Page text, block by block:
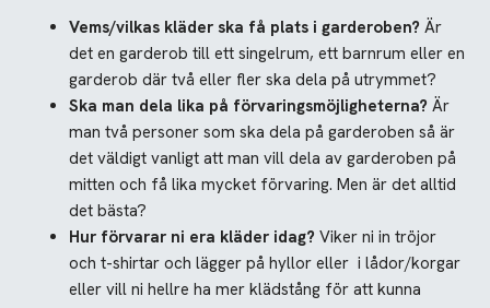
Vems/vilkas kläder ska få plats i garderoben? Är
det en garderob till ett singelrum, ett barnrum eller en
garderob där två eller fler ska dela på utrymmet?
Ska man dela lika på förvaringsmöjligheterna? Är
man två personer som ska dela på garderoben så är
det väldigt vanligt att man vill dela av garderoben på
mitten och få lika mycket förvaring. Men är det alltid
det bästa?
Hur förvarar ni era kläder idag? Viker ni in tröjor
och t-shirtar och lägger på hyllor eller i lådor/korgar
eller vill ni hellre ha mer klädstång för att kunna